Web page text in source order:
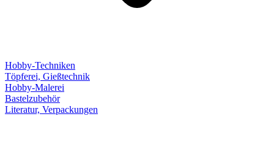
Hobby-Techniken
Töpferei, Gießtechnik
Hobby-Malerei
Bastelzubehör
Literatur, Verpackungen